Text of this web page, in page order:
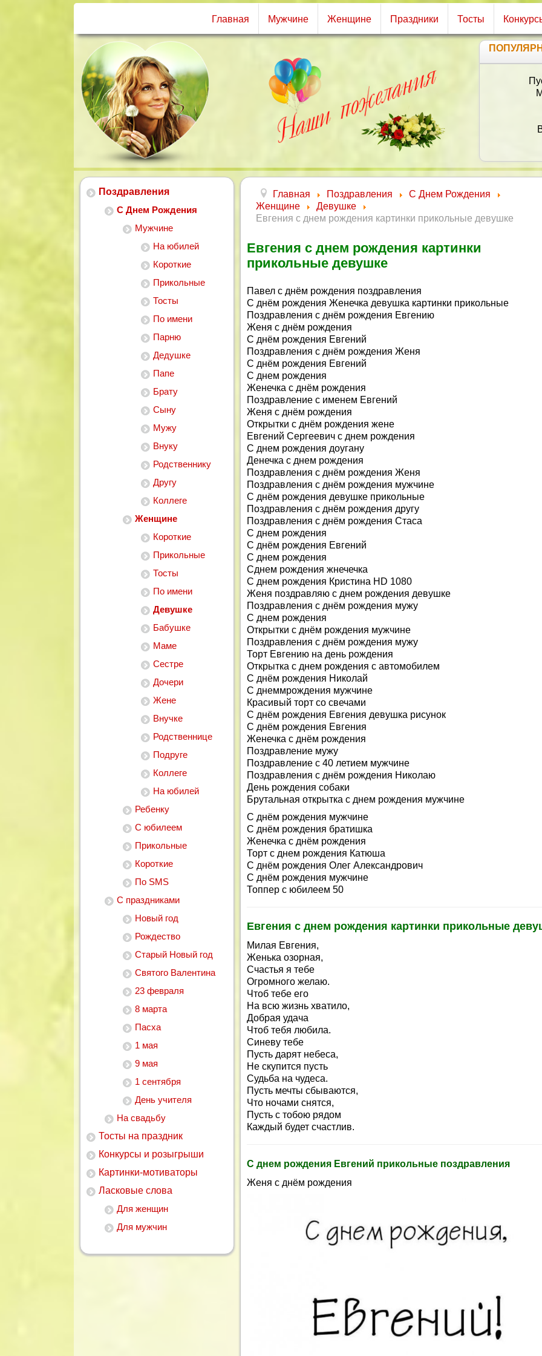
Главная Мужчине Женщине Праздники Тосты
Пусть будет этот
Мир станет
В душе праздник
Все что
Поздравления
С Днем Рождения
Мужчине
На юбилей
Короткие
Прикольные
Тосты
По имени
Парню
Дедушке
Папе
Брату
Сыну
Мужу
Внуку
Родственнику
Другу
Коллеге
Женщине
Короткие
Прикольные
Тосты
По имени
Девушке
Бабушке
Маме
Сестре
Дочери
Жене
Внучке
Родственнице
Подруге
Коллеге
На юбилей
Ребенку
С юбилеем
Прикольные
Короткие
По SMS
С праздниками
Новый год
Рождество
Старый Новый год
Святого Валентина
23 февраля
8 марта
Пасха
1 мая
9 мая
1 сентября
День учителя
На свадьбу
Тосты на праздник
Конкурсы и розыгрыши
Картинки-мотиваторы
Ласковые слова
Для женщин
Для мужчин
Главная Поздравления
С Днем Рождения
Женщине
Девушке
Евгения с днем рождения картинки прикольные девушке
Евгения с днем рождения картинки
прикольные девушке
Павел с днём рождения поздравления
С днём рождения Женечка девушка картинки прикольные
Поздравления с днём рождения Евгению
Женя с днём рождения
С днём рождения Евгений
Поздравления с днём рождения Женя
С днём рождения Евгений
С днем рождения
Женечка с днём рождения
Поздравление с именем Евгений
Женя с днём рождения
Открытки с днём рождения жене
Евгений Сергеевич с днем рождения
С днем рождения доугану
Денечка с днем рождения
Поздравления с днём рождения Женя
Поздравления с днём рождения мужчине
С днём рождения девушке прикольные
Поздравления с днём рождения другу
Поздравления с днём рождения Стаса
С днем рождения
С днём рождения Евгений
С днем рождения
Сднем рождения жнечечка
С днем рождения Кристина HD 1080
Женя поздравляю с днем рождения девушке
Поздравления с днём рождения мужу
С днем рождения
Открытки с днём рождения мужчине
Поздравления с днём рождения мужу
Торт Евгению на день рождения
Открытка с днем рождения с автомобилем
С днём рождения Николай
С днеммрождения мужчине
Красивый торт со свечами
С днём рождения Евгения девушка рисунок
С днём рождения Евгения
Женечка с днём рождения
Поздравление мужу
Поздравление с 40 летием мужчине
Поздравления с днём рождения Николаю
День рождения собаки
Брутальная открытка с днем рождения мужчине
С днём рождения мужчине
С днём рождения братишка
Женечка с днём рождения
Торт с днем рождения Катюша
С днём рождения Олег Александрович
С днём рождения мужчине
Топпер с юбилеем 50
Евгения с днем рождения картинки прикольные
Милая Евгения,
Женька озорная,
Счастья я тебе
Огромного желаю.
Чтоб тебе его
На всю жизнь хватило,
Добрая удача
Чтоб тебя любила.
Синеву тебе
Пусть дарят небеса,
Не скупится пусть
Судьба на чудеса.
Пусть мечты сбываются,
Что ночами снятся,
Пусть с тобою рядом
Каждый будет счастлив.
С днем рождения Евгений прикольные поздравления
Женя с днём рождения